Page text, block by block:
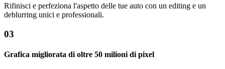
Rifinisci e perfeziona l'aspetto delle tue auto con un editing e un
deblurring unici e professionali.
03
Grafica migliorata di oltre 50 milioni di pixel